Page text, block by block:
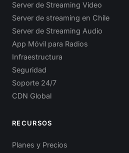
Server de Streaming Video
Server de streaming en Chile
Server de Streaming Audio
App Móvil para Radios
Infraestructura
Seguridad
Soporte 24/7
CDN Global
RECURSOS
Planes y Precios